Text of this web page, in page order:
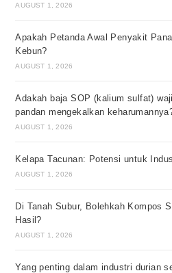
AUGUST 1, 2026
Apakah Petanda Awal Penyakit
Kebun?
AUGUST 1, 2026
Adakah baja SOP (kalium sulfat)
pandan mengekalkan
AUGUST 1, 2026
Kelapa Tacunan: Potensi untuk
AUGUST 1, 2026
Di Tanah Subur, Bolehkah Kompos
Hasil?
AUGUST 1, 2026
Yang penting dalam industri durian